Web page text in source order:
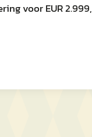
voor EUR 2.999,